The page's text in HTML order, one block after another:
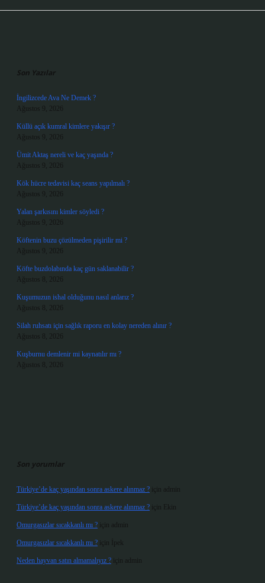
Son Yazılar
İngilizcede Ava Ne Demek ?
Ağustos 9, 2026
Küllü açık kumral kimlere yakışır ?
Ağustos 9, 2026
Ümit Aktaş nereli ve kaç yaşında ?
Ağustos 9, 2026
Kök hücre tedavisi kaç seans yapılmalı ?
Ağustos 9, 2026
Yalan şarkısını kimler söyledi ?
Ağustos 9, 2026
Köftenin buzu çözülmeden pişirilir mi ?
Ağustos 9, 2026
Köfte buzdolabında kaç gün saklanabilir ?
Ağustos 8, 2026
Kuşumuzun ishal olduğunu nasıl anlarız ?
Ağustos 8, 2026
Silah ruhsatı için sağlık raporu en kolay nereden alınır ?
Ağustos 8, 2026
Kuşburnu demlenir mi kaynatılır mı ?
Ağustos 8, 2026
Son yorumlar
Türkiye’de kaç yaşından sonra askere alınmaz ? için admin
Türkiye’de kaç yaşından sonra askere alınmaz ? için Ekin
Omurgasızlar sıcakkanlı mı ? için admin
Omurgasızlar sıcakkanlı mı ? için İpek
Neden hayvan satın almamalıyız ? için admin